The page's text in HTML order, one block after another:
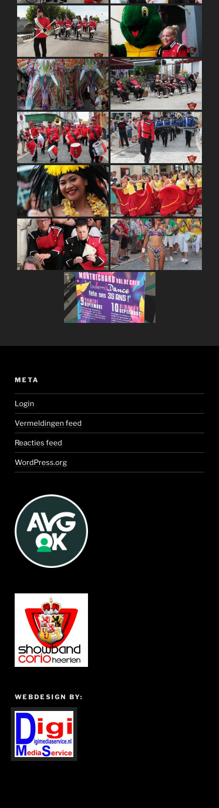
META
Login
Vermeldingen feed
Reacties feed
WordPress.org
WEBDESIGN BY: